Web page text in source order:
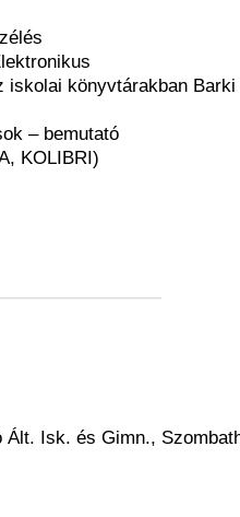
iskolai könyvtárakban Barki
– bemutató
KOLIBRI)
Ált. Isk. és Gimn.,